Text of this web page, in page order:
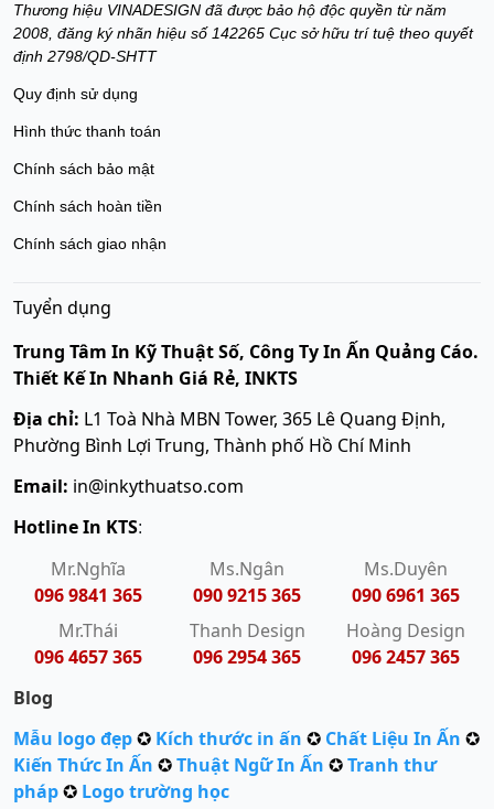
Thương hiệu VINADESIGN đã được bảo hộ độc quyền từ năm
2008, đăng ký nhãn hiệu số 142265 Cục sở hữu trí tuệ theo quyết
định 2798/QD-SHTT
Quy định sử dụng
Hình thức thanh toán
Chính sách bảo mật
Chính sách hoàn tiền
Chính sách giao nhận
Tuyển dụng
Trung Tâm In Kỹ Thuật Số, Công Ty In Ấn Quảng Cáo.
Thiết Kế In Nhanh Giá Rẻ, INKTS
Địa chỉ: L1 Toà Nhà MBN Tower, 365 Lê Quang Định,
Phường Bình Lợi Trung, Thành phố Hồ Chí Minh
Email: in@inkythuatso.com
Hotline In KTS:
Mr.Nghĩa
096 9841 365
Ms.Ngân
090 9215 365
Ms.Duyên
090 6961 365
Mr.Thái
096 4657 365
Thanh Design
096 2954 365
Hoàng Design
096 2457 365
Blog
Mẫu logo đẹp✪ Kích thước in ấn ✪ Chất Liệu In Ấn ✪
Kiến Thức In Ấn ✪Thuật Ngữ In Ấn ✪Tranh thư
pháp✪ Logo trường học